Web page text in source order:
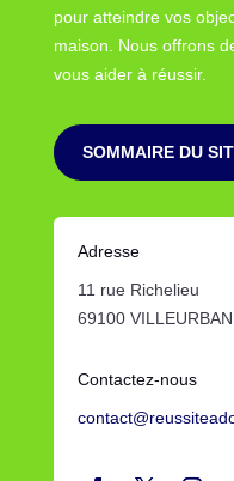
pour atteindre vos
maison. Nous offrons
vous aider à réussir.
SOMMAIRE DU
Adresse
11 rue Richelieu
69100
Contactez-nous